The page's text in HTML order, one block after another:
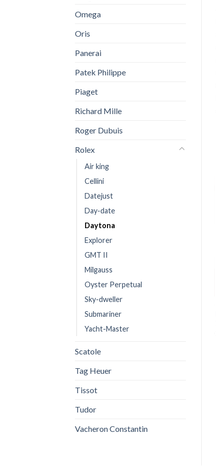
Omega
Oris
Panerai
Patek Philippe
Piaget
Richard Mille
Roger Dubuis
Rolex
Air king
Cellini
Datejust
Day-date
Daytona
Explorer
GMT II
Milgauss
Oyster Perpetual
Sky-dweller
Submariner
Yacht-Master
Scatole
Tag Heuer
Tissot
Tudor
Vacheron Constantin
OUT OF STOCK
Replica Rolex Datejust
Replica Rolex Sky-Dweller
€680,00